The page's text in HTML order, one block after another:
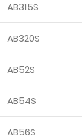
AB315S
AB320S
AB52S
AB54S
AB56S